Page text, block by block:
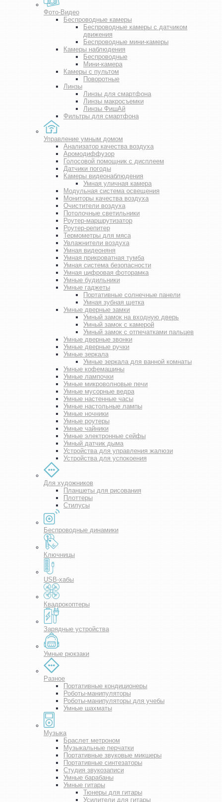
Фото-Видео
Беспроводные камеры
Беспроводные камеры с датчиком
движения
Беспроводные мини-камеры
Камеры наблюдения
Беспроводные
Мини-камера
Камеры с пультом
Поворотные
Линзы
Линзы для смартфона
Линзы макросъемки
Линзы ФишАй
Фильтры для смартфона
Управление умным домом
Анализатор качества воздуха
Аромодиффузор
Голосовой помощник с дисплеем
Датчики погоды
Камеры видеонаблюдения
Умная уличная камера
Модульная система освещения
Мониторы качества воздуха
Очистители воздуха
Потолочные светильники
Роутер-маршрутизатор
Роутер-репитер
Термометры для мяса
Увлажнители воздуха
Умная видеоняня
Умная прикроватная тумба
Умная система безопасности
Умная цифровая фоторамка
Умные будильники
Умные гаджеты
Портативные солнечные панели
Умная зубная щетка
Умные дверные замки
Умный замок на входную дверь
Умный замок с камерой
Умный замок с отпечатками пальцев
Умные дверные звонки
Умные дверные ручки
Умные зеркала
Умные зеркала для ванной комнаты
Умные кофемашины
Умные лампочки
Умные микроволновые печи
Умные мусорные ведра
Умные настенные часы
Умные настольные лампы
Умные ночники
Умные роутеры
Умные чайники
Умные электронные сейфы
Умный датчик дыма
Устройства для управления жалюзи
Устройства для успокоения
Для художников
Планшеты для рисования
Плоттеры
Стилусы
Беспроводные динамики
Ключницы
USB-хабы
Квадрокоптеры
Зарядные устройства
Умные рюкзаки
Разное
Портативные кондиционеры
Роботы-манипуляторы
Роботы-манипуляторы для учебы
Умные шахматы
Музыка
Браслет метроном
Музыкальные перчатки
Портативные звуковые микшеры
Портативные синтезаторы
Студия звукозаписи
Умные барабаны
Умные гитары
Тюнеры для гитары
Усилители для гитары